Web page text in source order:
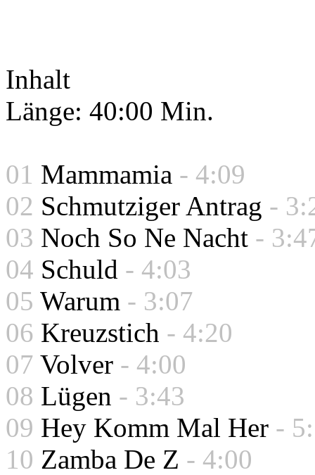
Inhalt
Länge: 40:00 Min.
01 Mammamia - 4:09
02 Schmutziger Antrag -
03 Noch So Ne Nacht -
04 Schuld - 4:03
05 Warum - 3:07
06 Kreuzstich - 4:20
07 Volver - 4:00
08 Lügen - 3:43
09 Hey Komm Mal Her -
10 Zamba De Z - 4:00